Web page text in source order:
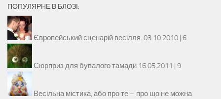
ПОПУЛЯРНЕ В БЛОЗІ:
Європейський сценарій весілля. 03.10.2010 | 6
Сюрприз для бувалого тамади 16.05.2011 | 9
Весільна містика, або про те – про що не можна